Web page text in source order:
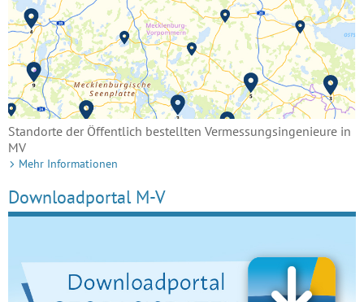
Standorte der Öffentlich bestellten Vermessungsingenieure in
MV
Mehr Informationen
Downloadportal M-V